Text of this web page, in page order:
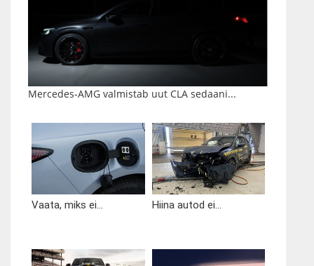
Mercedes-AMG valmistab uut CLA sedaani...
Vaata, miks ei... Hiina autod ei...